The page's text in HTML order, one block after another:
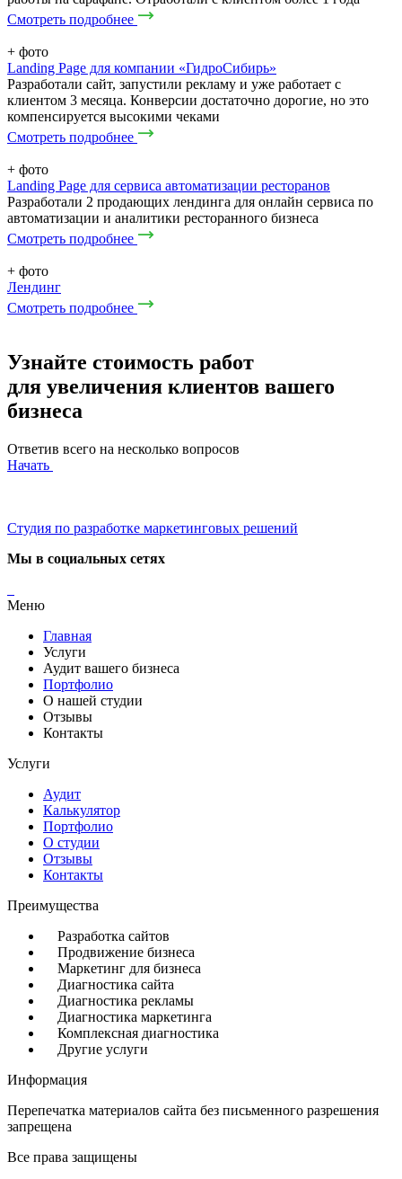
Смотреть подробнее
+ фото
Landing Page для компании «ГидроСибирь»
Разработали сайт, запустили рекламу и уже работает с
клиентом 3 месяца. Конверсии достаточно дорогие, но это
компенсируется высокими чеками
Смотреть подробнее
+ фото
Landing Page для сервиса автоматизации ресторанов
Разработали 2 продающих лендинга для онлайн сервиса по
автоматизации и аналитики ресторанного бизнеса
Смотреть подробнее
+ фото
Лендинг
Смотреть подробнее
Узнайте стоимость работ
для увеличения клиентов вашего
бизнеса
Ответив всего на несколько вопросов
Начать
Студия по разработке маркетинговых решений
Мы в социальных сетях
Меню
Главная
Услуги
Аудит вашего бизнеса
Портфолио
О нашей студии
Отзывы
Контакты
Услуги
Аудит
Калькулятор
Портфолио
О студии
Отзывы
Контакты
Преимущества
Разработка сайтов
Продвижение бизнеса
Маркетинг для бизнеса
Диагностика сайта
Диагностика рекламы
Диагностика маркетинга
Комплексная диагностика
Другие услуги
Информация
Перепечатка материалов сайта без письменного разрешения
запрещена
Все права защищены